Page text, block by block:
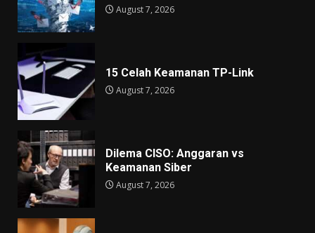
August 7, 2026
15 Celah Keamanan TP-Link
August 7, 2026
Dilema CISO: Anggaran vs
Keamanan Siber
August 7, 2026